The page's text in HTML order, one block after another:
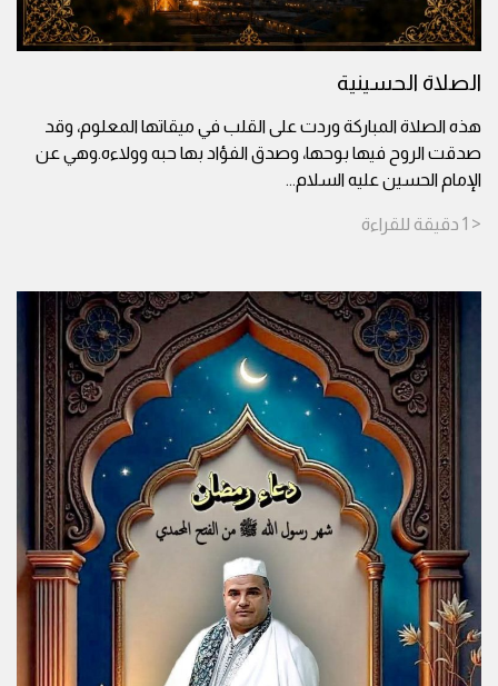
الصلاة الحسينية
هذه الصلاة المباركة وردت على القلب في ميقاتها المعلوم، وقد
صدقت الروح فيها بوحها، وصدق الفؤاد بها حبه وولاءه.وهي عن
الإمام الحسين عليه السلام...
< 1 دقيقة للقراءة